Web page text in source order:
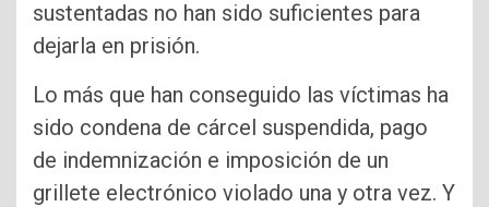
sustentadas no han sido suficientes para
dejarla en prisión.
Lo más que han conseguido las víctimas ha
sido condena de cárcel suspendida, pago
de indemnización e imposición de un
grillete electrónico violado una y otra vez. Y